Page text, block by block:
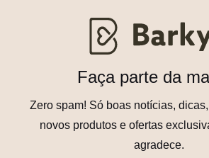
Faça parte da
Zero spam! Só boas notícias,
novos produtos e ofertas
agradece.